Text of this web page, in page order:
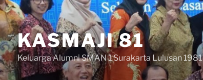
KASMAJI 81
Keluarga Alumni SMAN 1 Surakarta Lulusan 1981